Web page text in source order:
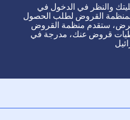
والنظر في الدخول في
القروض لطلب الحصول
ستقدم منظمة القروض
قروض عنك، مدرجة في